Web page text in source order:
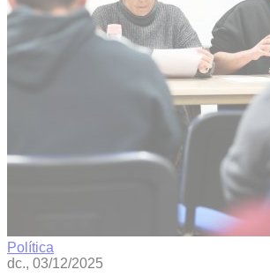
Política
dc., 03/12/2025